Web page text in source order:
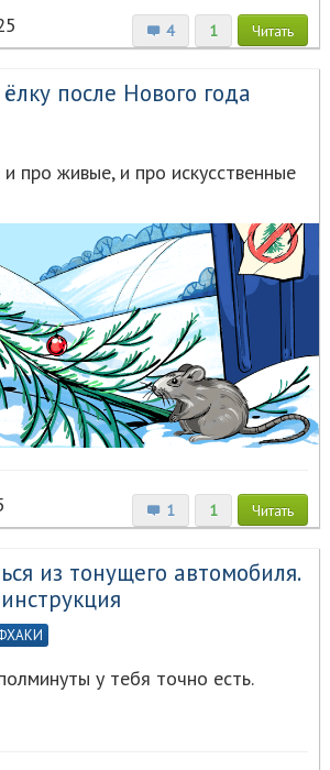
4 1 Читать
после Нового года
и про живые, и про искусственные
1 1 Читать
из тонущего автомобиля.
у тебя точно есть.